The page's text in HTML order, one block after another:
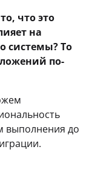
что это
на
системы? То
по-
выполнения до